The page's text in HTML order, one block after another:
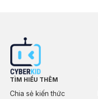
TÌM HIỂU THÊM
Chia sẻ kiến thức